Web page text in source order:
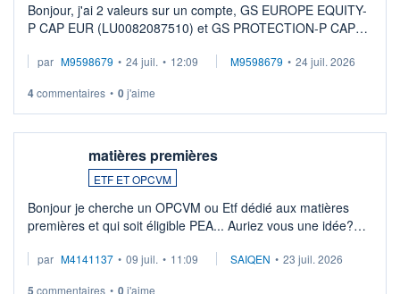
Bonjour, j'ai 2 valeurs sur un compte, GS EUROPE EQUITY-
P CAP EUR (LU0082087510) et GS PROTECTION-P CAP
veux procéder à la vente, on me signale ...
par M9598679 • 24 juil. • 12:09 M9598679 • 24 juil. 2026
4commentaires • 0j'aime
matières premières
ETF ET OPCVM
Bonjour je cherche un OPCVM ou Etf dédié aux matières
premières et qui soit éligible PEA... Auriez vous une idée?
par M4141137 • 09 juil. • 11:09 SAIQEN • 23 juil. 2026
5 commentaires • 0j'aime